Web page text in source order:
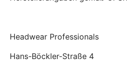
Headwear Professionals
Hans-Böckler-Straße 4